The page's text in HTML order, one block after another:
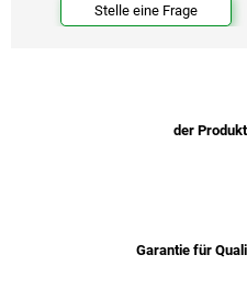
Stelle eine Frage
der
Garantie für